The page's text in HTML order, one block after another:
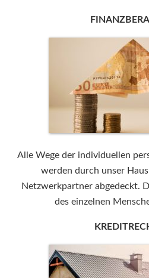
Alle Wege der individuellen
werden durch unser
Netzwerkpartner abgedeckt.
des einzelnen